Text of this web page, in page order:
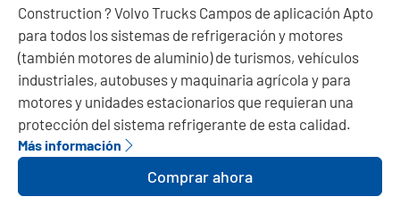
Construction ? Volvo Trucks Campos de aplicación Apto
para todos los sistemas de refrigeración y motores
(también motores de aluminio) de turismos, vehículos
industriales, autobuses y maquinaria agrícola y para
motores y unidades estacionarios que requieran una
protección del sistema refrigerante de esta calidad.
Más información
Comprar ahora